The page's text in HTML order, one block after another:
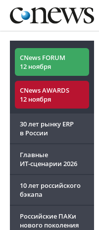
CNews FORUM
12 ноября
CNews AWARDS
12 ноября
30 лет рынку ERP
в России
Главные
ИТ-сценарии 2026
10 лет российского
бэкапа
Российские ПАКи
нового поколения